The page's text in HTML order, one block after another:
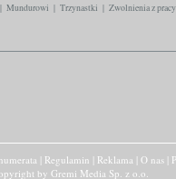
| Mundurowi | Trzynastki | Zwolnienia z pracy
Regulamin Reklama O nas
by Gremi Media Sp. z o.o.